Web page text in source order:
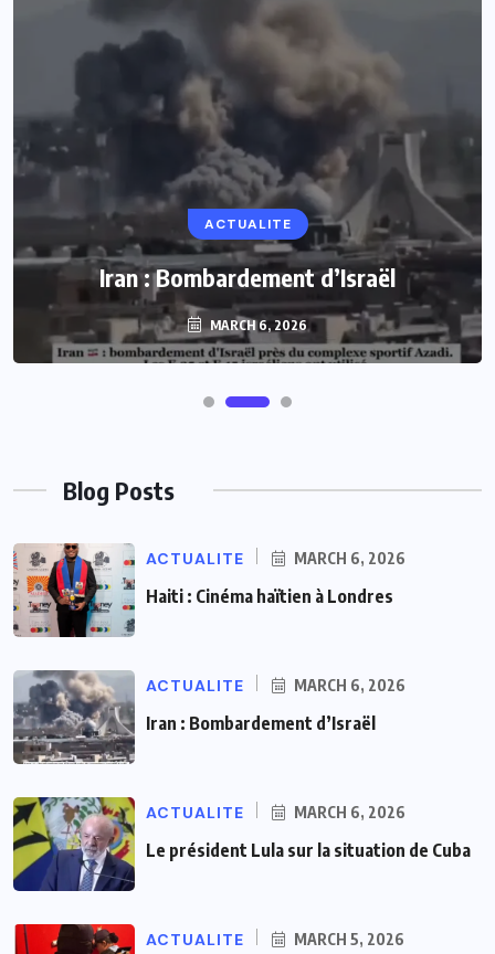
ACTUALITE
Iran : Bombardement d’Israël
MARCH 6, 2026
Blog Posts
ACTUALITE MARCH 6, 2026
Haiti : Cinéma haïtien à Londres
ACTUALITE MARCH 6, 2026
Iran : Bombardement d’Israël
ACTUALITE MARCH 6, 2026
Le président Lula sur la situation de Cuba
ACTUALITE MARCH 5, 2026